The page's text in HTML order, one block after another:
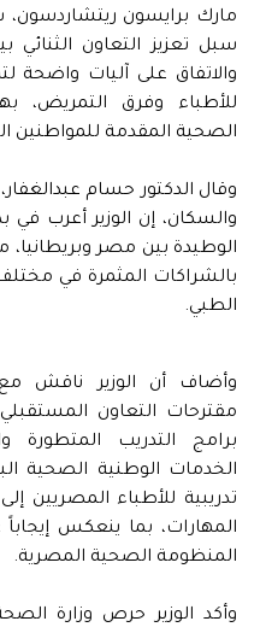
مارك برايسون ريتشاردسون،
سبل تعزيز التعاون الثنائي
والاتفاق على آليات واضحة
للأطباء وفرق التمريض،
الصحية المقدمة للمواطنين
وقال الدكتور حسام
والسكان، إن الوزير أعرب في
الوطيدة بين مصر وبريطانيا،
بالشراكات المثمرة في
الطبي.
وأضاف أن الوزير ناقش
مقترحات التعاون
برامج التدريب المتطورة
تدريبية للأطباء المصريين
المهارات، بما ينعكس
المنظومة الصحية المصرية.
وأكد الوزير حرص وزارة